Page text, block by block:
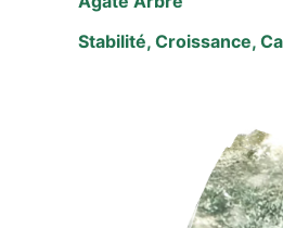
Stabilité, Croissance,